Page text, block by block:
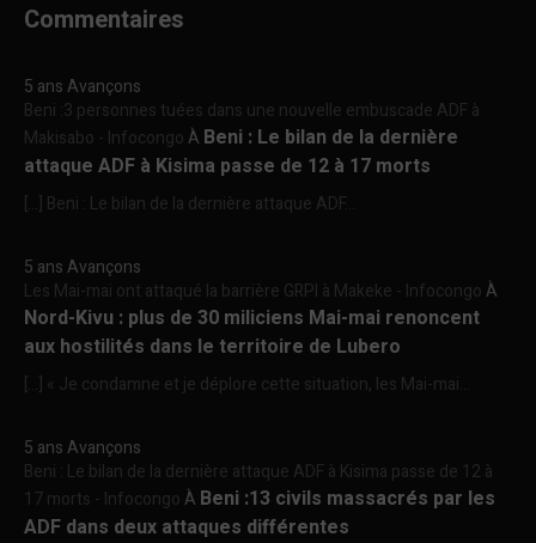
Commentaires
5 ans Avançons
Beni :3 personnes tuées dans une nouvelle embuscade ADF à
Makisabo - InfocongoÀ Beni : Le bilan de la dernière
attaque ADF à Kisima passe de 12 à 17 morts
[…] Beni : Le bilan de la dernière attaque ADF...
5 ans Avançons
Les Mai-mai ont attaqué la barrière GRPI à Makeke - InfocongoÀ
Nord-Kivu : plus de 30 miliciens Mai-mai renoncent
aux hostilités dans le territoire de Lubero
[…] « Je condamne et je déplore cette situation, les Mai-mai...
5 ans Avançons
Beni : Le bilan de la dernière attaque ADF à Kisima passe de 12 à
17 morts - InfocongoÀ Beni :13 civils massacrés par les
ADF dans deux attaques différentes